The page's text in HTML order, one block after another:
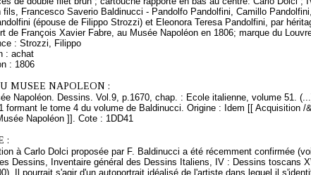
fils, Francesco Saverio Baldinucci - Pandolfo Pandolfini, Camillo
(épouse de Filippo Strozzi) et Eleonora Teresa Pandolfini, par
de François Xavier Fabre, au Musée Napoléon en 1806; marque du
: Strozzi, Filippo
: achat
: 1806
MUSEE NAPOLEON :
Napoléon. Dessins. Vol.9, p.1670, chap. : Ecole italienne, volume 51.
formant le tome 4 du volume de Baldinucci. Origine : Idem [[ Acquisition
Napoléon ]]. Cote : 1DD41
:
à Carlo Dolci proposée par F. Baldinucci a été récemment confirmée
Dessins, Inventaire général des Dessins Italiens, IV : Dessins toscans
Il pourrait s'agir d'un autoportrait idéalisé de l'artiste dans lequel il